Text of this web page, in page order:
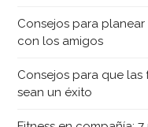
Consejos para
con los amigos
Consejos para que
sean un éxito